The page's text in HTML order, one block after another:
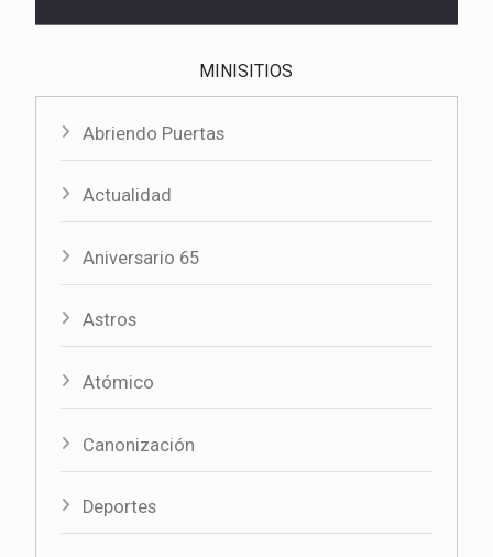
MINISITIOS
Abriendo Puertas
Actualidad
Aniversario 65
Astros
Atómico
Canonización
Deportes